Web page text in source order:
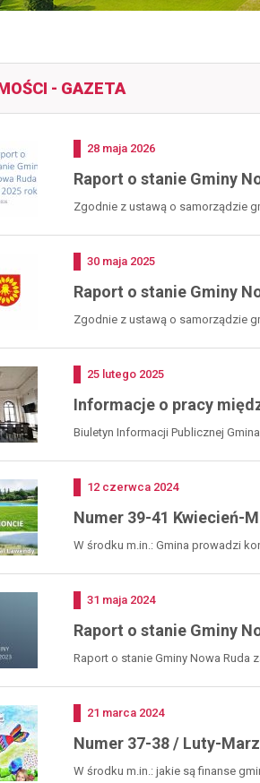
- GAZETA
Dodano
28 maja 2026
Raport o stanie Gminy
Zgodnie z ustawą o samorządzie
Dodano
30 maja 2025
Raport o stanie Gminy
Zgodnie z ustawą o samorządzie
Dodano
25 lutego 2025
Informacje o pracy
Biuletyn Informacji Publicznej
Dodano
12 czerwca 2024
Numer 39-41 Kwiecień-
W środku m.in.: Gmina prowadzi
Dodano
31 maja 2024
Raport o stanie Gminy
Raport o stanie Gminy Nowa Ruda
Dodano
21 marca 2024
Numer 37-38 / Luty-
W środku m.in.: jakie są finanse